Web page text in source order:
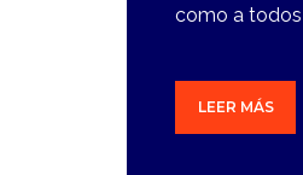
como a
LEER MÁS